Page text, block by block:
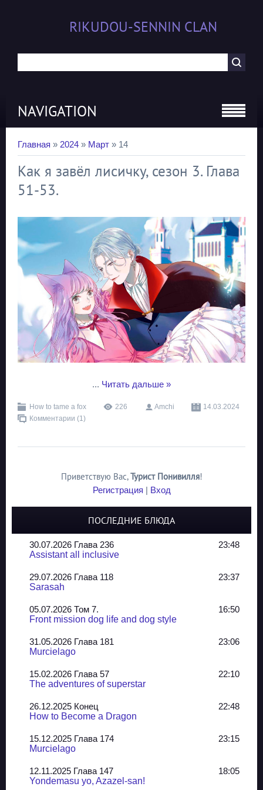
RIKUDOU-SENNIN CLAN
NAVIGATION
Главная » 2024 » Март » 14
Как я завёл лисичку, сезон 3. Глава
51-53.
... Читать дальше »
How to tame a fox 226 Amchi
14.03.2024
Комментарии (1)
Приветствую Вас,Турист Понивилля!
Регистрация | Вход
ПОСЛЕДНИЕ БЛЮДА
30.07.2026 Глава 236
23:48
Assistant all inclusive
29.07.2026 Глава 118
23:37
Sarasah
05.07.2026 Том 7.
16:50
Front mission dog life and dog style
31.05.2026 Глава 181
23:06
Murcielago
15.02.2026 Глава 57
22:10
The adventures of superstar
26.12.2025 Конец
22:48
How to Become a Dragon
15.12.2025 Глава 174
23:15
Murcielago
12.11.2025 Глава 147
18:05
Yondemasu yo, Azazel-san!